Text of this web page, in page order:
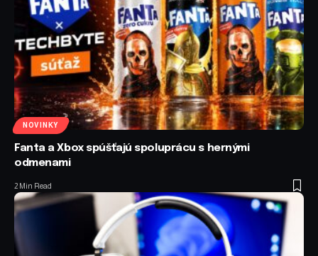
NOVINKY
Fanta a Xbox spúšťajú spoluprácu s hernými
odmenami
2 Min Read